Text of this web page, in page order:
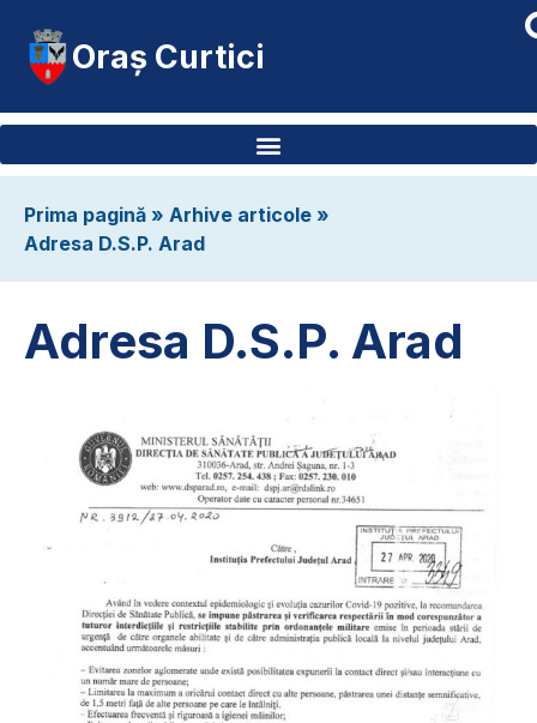
Oraș Curtici
Prima pagină » Arhive articole »
Adresa D.S.P. Arad
Adresa D.S.P. Arad